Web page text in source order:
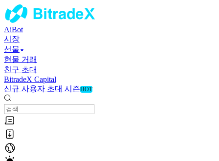
AiBot
시장
선물
현물 거래
친구 초대
BitradeX Capital
신규 사용자 초대 시즌HOT